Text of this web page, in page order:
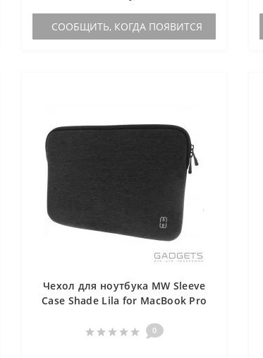
СООБЩИТЬ, КОГДА ПОЯВИТСЯ
Чехол для ноутбука MW Sleeve
Case Shade Lila for MacBook Pro
410090)
0